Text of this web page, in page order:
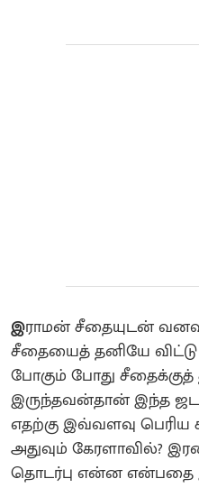
இராமன் சீதையுடன்
சீதையைத் தனியே விட்டு
போகும் போது
இருந்தவன்தான் இந்த
எதற்கு இவ்வளவு
அதுவும் கேரளாவில்?
தொடர்பு என்ன என்பதை